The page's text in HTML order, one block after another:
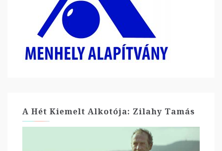
A Hét Kiemelt Alkotója: Zilahy Tamás